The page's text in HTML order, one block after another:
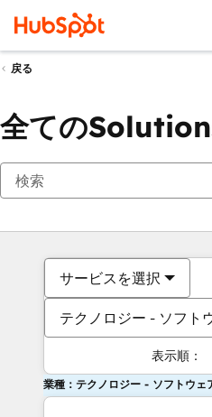
戻る
全ての
サービスを選択
テクノロジー - ソフト
表示順：
業種：テクノロジー - ソフトウェ